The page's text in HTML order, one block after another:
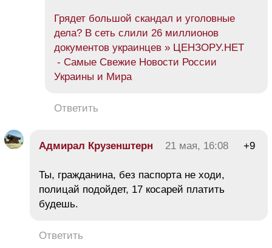
Грядет большой скандал и уголовные
дела? В сеть слили 26 миллионов
документов украинцев » ЦЕНЗОРУ.НЕТ
- Самые Свежие Новости России
Украины и Мира
Ответить
Адмирал Крузенштерн 21 мая, 16:08 +9
Ты, гражданина, без паспорта не ходи,
полицай подойдет, 17 косарей платить
будешь.
Ответить